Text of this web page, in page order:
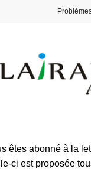
êtes abonné à la
ci est proposée